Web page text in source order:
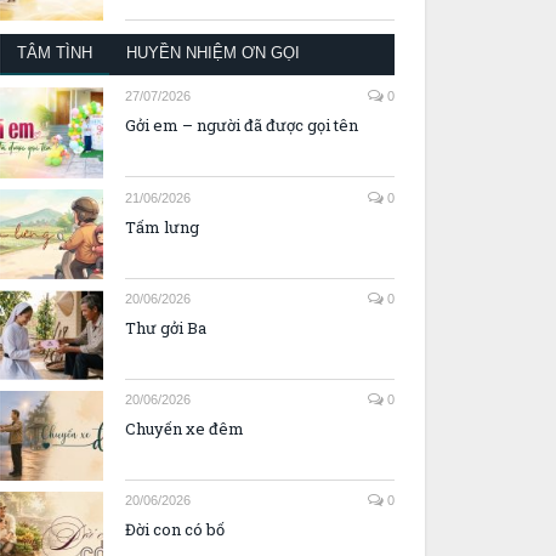
TÂM TÌNH HUYỀN NHIỆM ƠN GỌI
27/07/2026 0
Gởi em – người đã được gọi tên
21/06/2026 0
Tấm lưng
20/06/2026 0
Thư gởi Ba
20/06/2026 0
Chuyến xe đêm
20/06/2026 0
Đời con có bố